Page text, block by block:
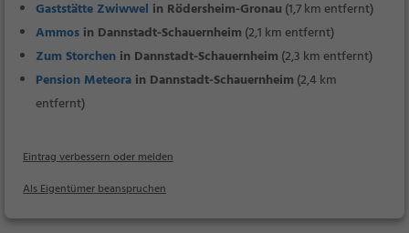
Gaststätte Zwiwwel in Rödersheim-Gronau (1,7 km entfernt)
Ammos in Dannstadt-Schauernheim (2,1 km entfernt)
Zum Storchen in Dannstadt-Schauernheim (2,3 km entfernt)
Pension Meteora in Dannstadt-Schauernheim (2,4 km
entfernt)
Eintrag verbessern oder melden
Als Eigentümer beanspruchen